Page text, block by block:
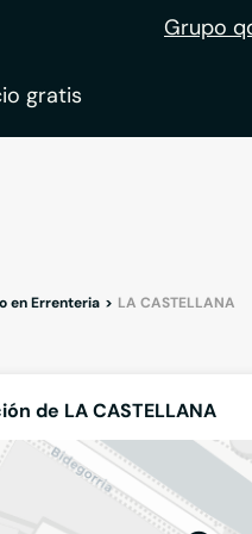
Grupo
gratis
en Errenteria LA CASTELLANA
de LA CASTELLANA